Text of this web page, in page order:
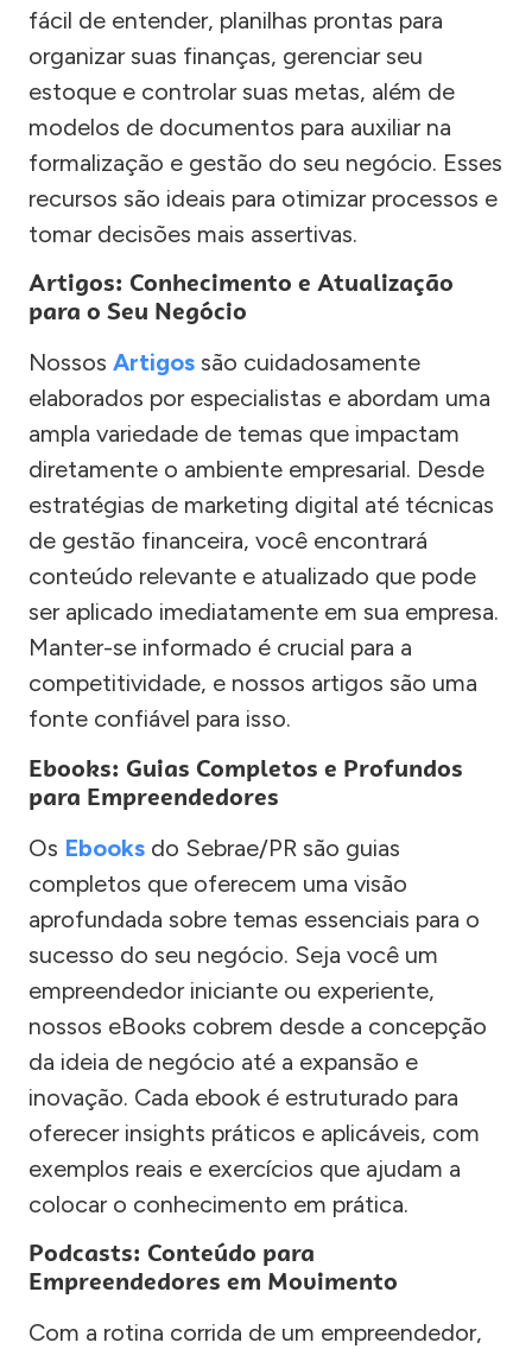
fácil de entender, planilhas prontas para
organizar suas finanças, gerenciar seu
estoque e controlar suas metas, além de
modelos de documentos para auxiliar na
formalização e gestão do seu negócio. Esses
recursos são ideais para otimizar processos e
tomar decisões mais assertivas.
Artigos: Conhecimento e Atualização
para o Seu Negócio
Nossos Artigos são cuidadosamente
elaborados por especialistas e abordam uma
ampla variedade de temas que impactam
diretamente o ambiente empresarial. Desde
estratégias de marketing digital até técnicas
de gestão financeira, você encontrará
conteúdo relevante e atualizado que pode
ser aplicado imediatamente em sua empresa.
Manter-se informado é crucial para a
competitividade, e nossos artigos são uma
fonte confiável para isso.
Ebooks: Guias Completos e Profundos
para Empreendedores
Os Ebooks do Sebrae/PR são guias
completos que oferecem uma visão
aprofundada sobre temas essenciais para o
sucesso do seu negócio. Seja você um
empreendedor iniciante ou experiente,
nossos eBooks cobrem desde a concepção
da ideia de negócio até a expansão e
inovação. Cada ebook é estruturado para
oferecer insights práticos e aplicáveis, com
exemplos reais e exercícios que ajudam a
colocar o conhecimento em prática.
Podcasts: Conteúdo para
Empreendedores em Movimento
Com a rotina corrida de um empreendedor,